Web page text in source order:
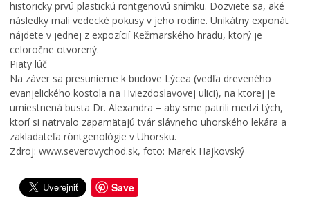
historicky prvú plastickú röntgenovú snímku. Dozviete sa, aké
následky mali vedecké pokusy v jeho rodine. Unikátny exponát
nájdete v jednej z expozícií Kežmarského hradu, ktorý je
celoročne otvorený.
Piaty lúč
Na záver sa presunieme k budove Lýcea (vedľa dreveného
evanjelického kostola na Hviezdoslavovej ulici), na ktorej je
umiestnená busta Dr. Alexandra – aby sme patrili medzi tých,
ktorí si natrvalo zapamätajú tvár slávneho uhorského lekára a
zakladateľa röntgenológie v Uhorsku.
Zdroj: www.severovychod.sk, foto: Marek Hajkovský
Save
ý
p
o
r
i
a
d
o
k
0
7
0
8
a
l
h
r
a
n
i
c
u
0
7
0
8
v
K
e
ž
m
a
r
k
u
0
7
0
8